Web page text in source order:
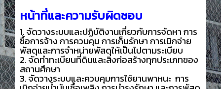
หน้าที่และความรับผิดชอบ
1. จัดวางระบบและปฏิบัติงานเกี่ยวกับการจัดหา การ
ซื้อการจ้าง การควบคุม การเก็บรักษา การเบิกจ่าย
พัสดุและการจำหน่ายพัสดุให้เป็นไปตามระเบียบ
2. จัดทำทะเบียนที่ดินและสิ่งก่อสร้างทุกประเภทของ
สถานศึกษา
3. จัดวางระบบและควบคุมการใช้ยานพาหนะ การ